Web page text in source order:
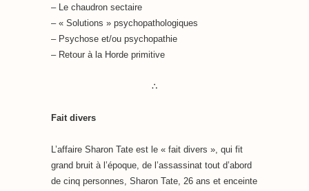
– Le chaudron sectaire
– « Solutions » psychopathologiques
– Psychose et/ou psychopathie
– Retour à la Horde primitive
∴
Fait divers
L’affaire Sharon Tate est le « fait divers », qui fit
grand bruit à l’époque, de l’assassinat tout d’abord
de cinq personnes, Sharon Tate, 26 ans et enceinte